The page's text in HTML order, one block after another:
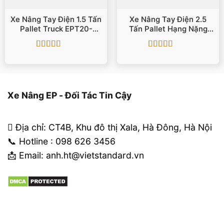
Xe Nâng Tay Điện 1.5 Tấn
Pallet Truck EPT20-
15ET9
Xe Nâng Tay Điện 2.5
Tấn Pallet Hạng Nặng
RPL251 Pin Li-Ion 24V
Xe Nâng EP - Đối Tác Tin Cậy
Địa chỉ: CT4B, Khu đô thị Xala, Hà Đông, Hà Nội
📞 Hotline : 098 626 3456
📩 Email: anh.ht@vietstandard.vn